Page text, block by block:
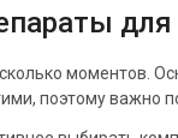
моментов.
поэтому важно